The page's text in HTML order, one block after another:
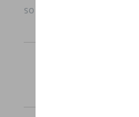
sont sujets à des